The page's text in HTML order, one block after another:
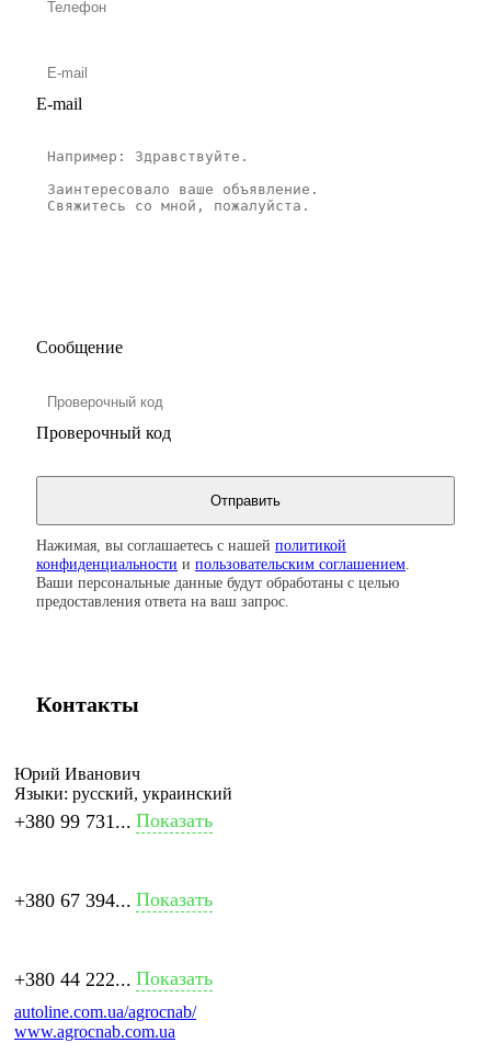
E-mail
Сообщение
Проверочный код
Нажимая, вы соглашаетесь с нашей политикой
конфиденциальности и пользовательским соглашением
Ваши персональные данные будут обработаны с целью
предоставления ответа на ваш запрос.
Контакты
Юрий Иванович
Языки: русский, украинский
+380 99 731... Показать
+380 67 394... Показать
+380 44 222... Показать
autoline.com.ua/agrocnab/
www.agrocnab.com.ua